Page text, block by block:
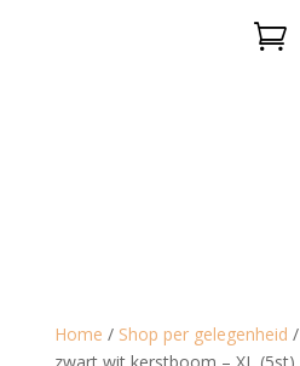

Home / Shop per gelegenheid /